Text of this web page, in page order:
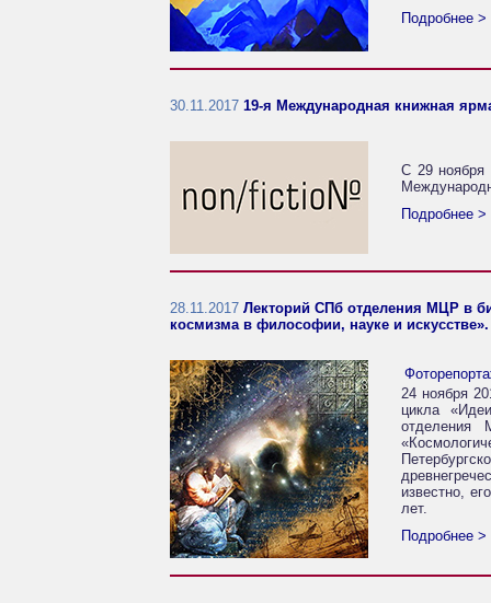
Подробнее >
30.11.2017 19-я Международная книжная
С 29 ноября
Подробнее >
28.11.2017 Лекторий СПб отделения МЦР в
космизма в философии, науке и
24 ноября
цикла
отделения
известно,
лет.
Подробнее >